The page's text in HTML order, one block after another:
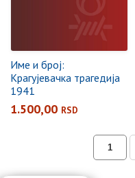
Име и број:
Крагујевачка трагедија
1941
1.500,00 RSD
1